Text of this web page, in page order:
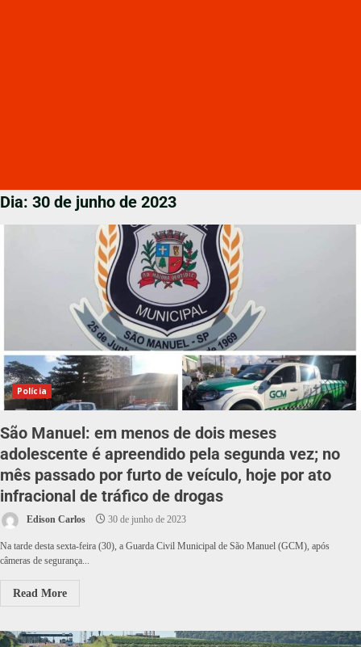
Dia: 30 de junho de 2023
Polícia
São Manuel: em menos de dois meses
adolescente é apreendido pela segunda vez; no
mês passado por furto de veículo, hoje por ato
infracional de tráfico de drogas
Edison Carlos 30 de junho de 2023
Na tarde desta sexta-feira (30), a Guarda Civil Municipal de São Manuel (GCM), após
câmeras de segurança...
Read More